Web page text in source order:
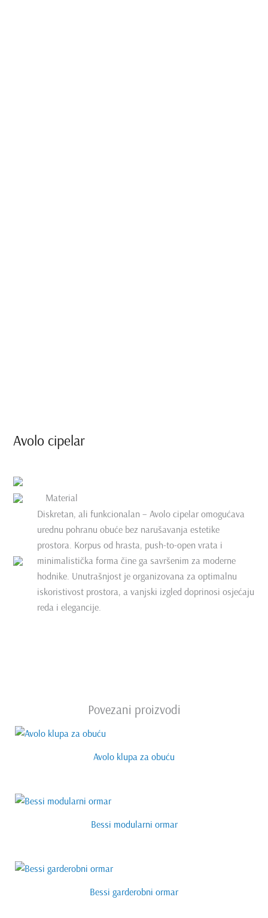
Avolo cipelar
Material
Diskretan, ali funkcionalan – Avolo cipelar omogućava
urednu pohranu obuće bez narušavanja estetike
prostora. Korpus od hrasta, push-to-open vrata i
minimalistička forma čine ga savršenim za moderne
hodnike. Unutrašnjost je organizovana za optimalnu
iskoristivost prostora, a vanjski izgled doprinosi osjećaju
reda i elegancije.
Povezani proizvodi
Avolo klupa za obuću
Bessi modularni ormar
Bessi garderobni ormar